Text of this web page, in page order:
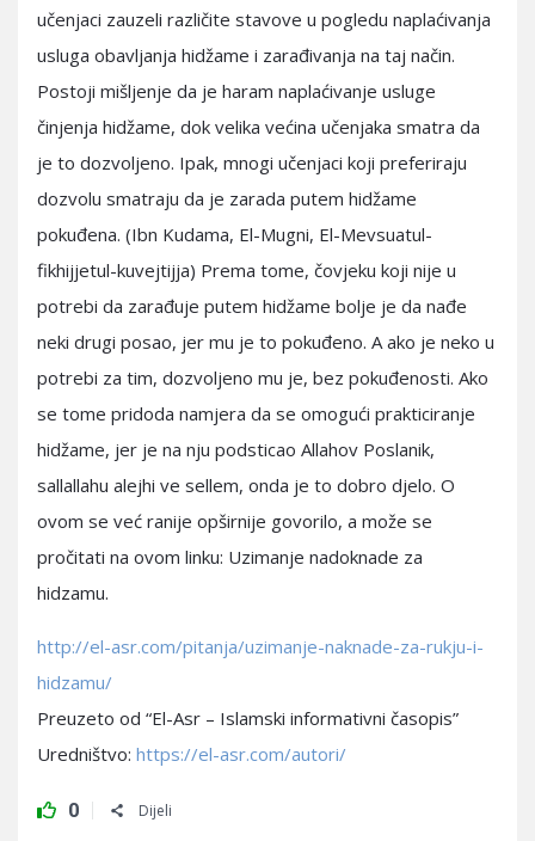
učenjaci zauzeli različite stavove u pogledu naplaćivanja
usluga obavljanja hidžame i zarađivanja na taj način.
Postoji mišljenje da je haram naplaćivanje usluge
činjenja hidžame, dok velika većina učenjaka smatra da
je to dozvoljeno. Ipak, mnogi učenjaci koji preferiraju
dozvolu smatraju da je zarada putem hidžame
pokuđena. (Ibn Kudama, El-Mugni, El-Mevsuatul-
fikhijjetul-kuvejtijja) Prema tome, čovjeku koji nije u
potrebi da zarađuje putem hidžame bolje je da nađe
neki drugi posao, jer mu je to pokuđeno. A ako je neko u
potrebi za tim, dozvoljeno mu je, bez pokuđenosti. Ako
se tome pridoda namjera da se omogući prakticiranje
hidžame, jer je na nju podsticao Allahov Poslanik,
sallallahu alejhi ve sellem, onda je to dobro djelo. O
ovom se već ranije opširnije govorilo, a može se
pročitati na ovom linku: Uzimanje nadoknade za
hidzamu.
http://el-asr.com/pitanja/uzimanje-naknade-za-rukju-i-
hidzamu/
Preuzeto od “El-Asr – Islamski informativni časopis”
Uredništvo: https://el-asr.com/autori/
0 Dijeli